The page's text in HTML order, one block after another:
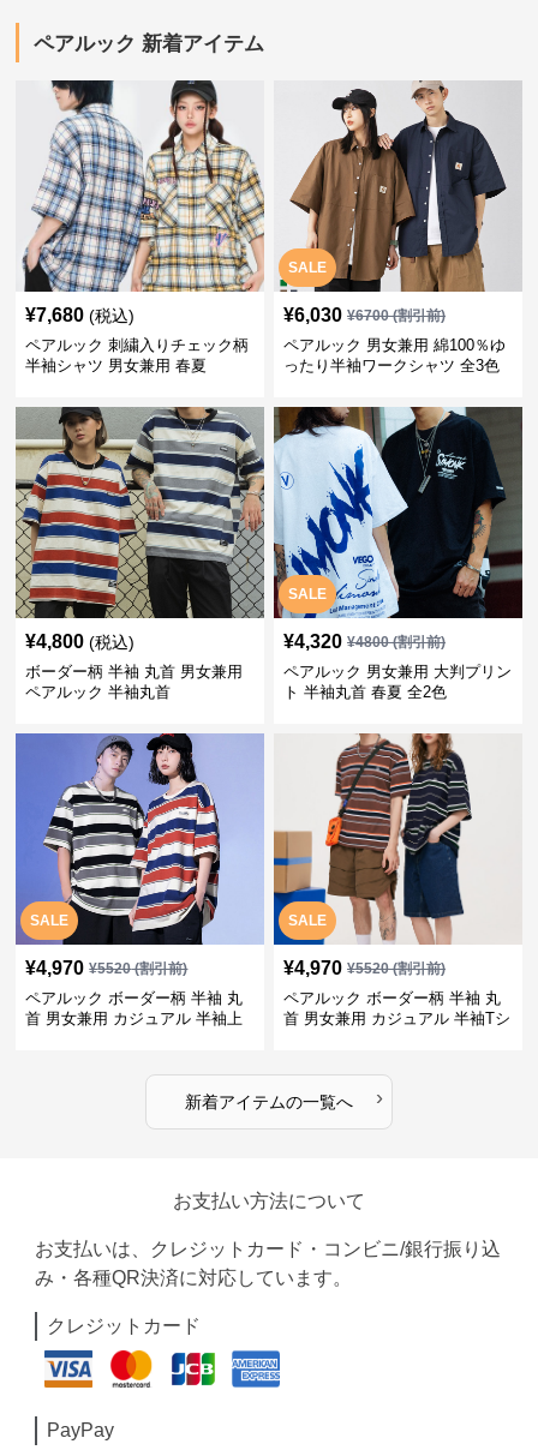
ペアルック 新着アイテム
¥7,680 (税込)
ペアルック 刺繍入りチェック柄
半袖シャツ 男女兼用 春夏
SALE
¥6,030 ¥6700(割引前)
ペアルック 男女兼用 綿100％ゆ
ったり半袖ワークシャツ 全3色
¥4,800 (税込)
ボーダー柄 半袖 丸首 男女兼用
ペアルック 半袖丸首
SALE
¥4,320 ¥4800(割引前)
ペアルック 男女兼用 大判プリン
ト 半袖丸首 春夏 全2色
SALE
¥4,970 ¥5520(割引前)
ペアルック ボーダー柄 半袖 丸
首 男女兼用 カジュアル 半袖上
SALE
¥4,970 ¥5520(割引前)
ペアルック ボーダー柄 半袖 丸
首 男女兼用 カジュアル 半袖Tシ
新着アイテムの一覧へ ›
お支払い方法について
お支払いは、クレジットカード・コンビニ/銀行振り込
み・各種QR決済に対応しています。
クレジットカード
PayPay